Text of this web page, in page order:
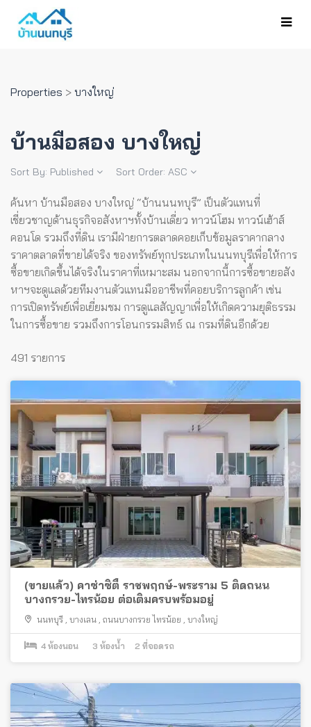
Properties > บางใหญ่
บ้านมือสอง บางใหญ่
Sort By: Published Sort Order: ASC
ค้นหา บ้านมือสอง บางใหญ่ “บ้านนนทบุรี” เป็นตัวแทนที่
เชี่ยวชาญด้านธุรกิจอสังหาฯทั้งบ้านเดี่ยว ทาวน์โฮม ทาวน์เฮ้าส์
คอนโด รวมถึงที่ดิน เรามีฝ่ายการตลาดคอยเก็บข้อมูลราคากลาง
ราคาตลาดที่ขายได้จริง ของทรัพย์ทุกประเภทในนนทบุรีเพื่อให้การ
ซื้อขายเกิดขึ้นได้จริงในราคาที่เหมาะสม นอกจากนี้การซื้อขายอสัง
หาฯจะดูแลด้วยทีมงานตัวแทนมืออาชีพที่คอยบริการลูกค้า เช่น
การเปิดทรัพย์เพื่อเยี่ยมชม การดูแลสัญญาเพื่อให้เกิดความยุติธรรม
ในการซื้อขาย รวมถึงการโอนกรรมสิทธ์ ณ กรมที่ดินอีกด้วย
491 รายการ
(ขายแล้ว) คาซ่าซิตี้ ราชพฤกษ์-พระราม 5 ติดถนน
บางกรวย-ไทรน้อย ต่อเติมครบพร้อมอยู่
นนทบุรี , บางเลน , ถนนบางกรวย ไทรน้อย , บางใหญ่
4 ห้องนอน 3 ห้องน้ำ 2 ที่จอดรถ